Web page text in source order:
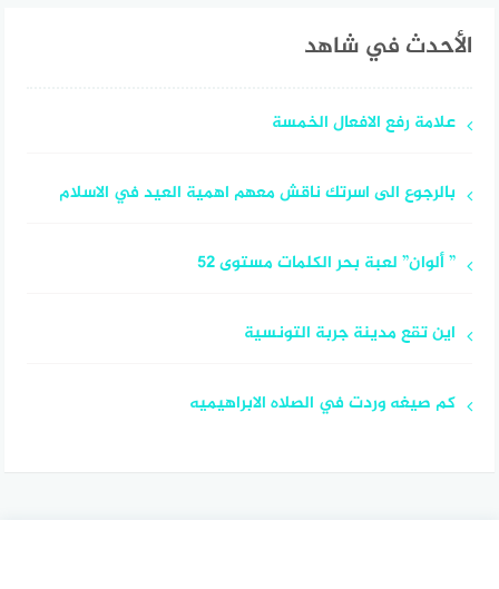
الأحدث في شاهد
علامة رفع الافعال الخمسة
بالرجوع الى اسرتك ناقش معهم اهمية العيد في الاسلام
” ألوان” لعبة بحر الكلمات مستوى 52
اين تقع مدينة جربة التونسية
كم صيغه وردت في الصلاه الابراهيميه